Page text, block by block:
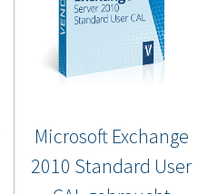
Microsoft Exchange
2010 Standard User